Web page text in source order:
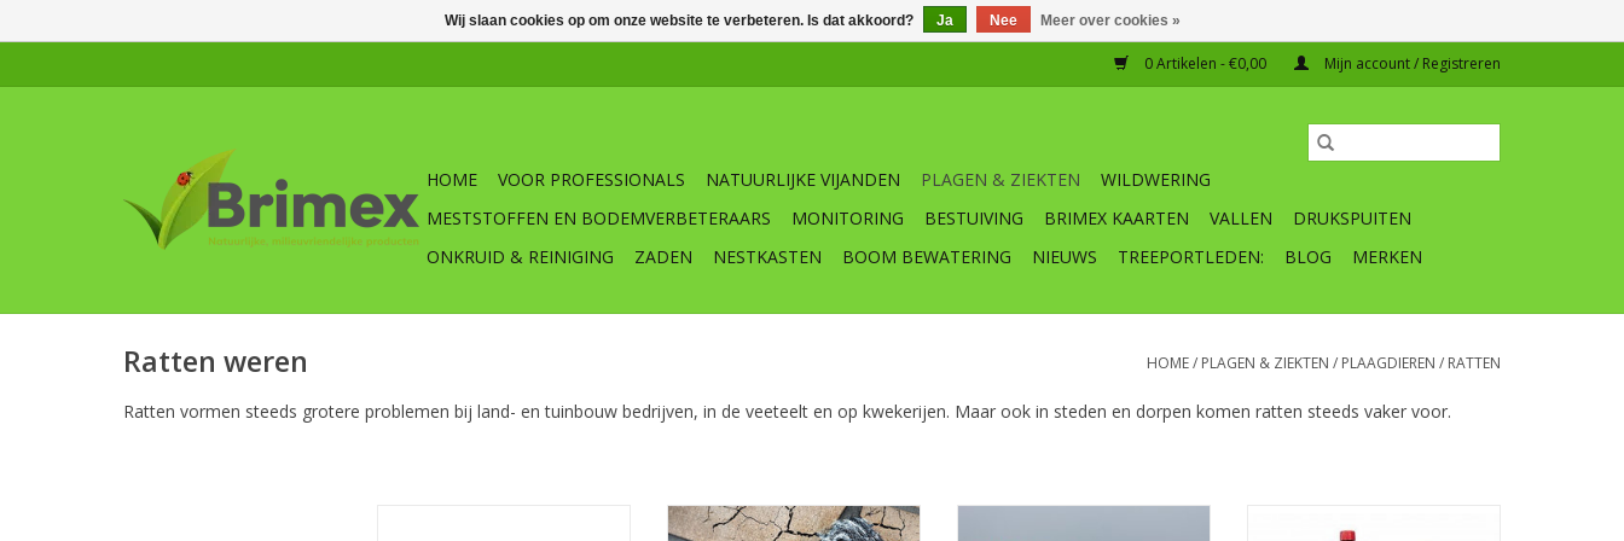
0 Artikelen - €0,00 Mijn account / Registreren
HOME VOOR PROFESSIONALS NATUURLIJKE VIJANDEN PLAGEN & ZIEKTEN
WILDWERING
MESTSTOFFEN EN BODEMVERBETERAARS
MONITORING BESTUIVING BRIMEX KAARTEN VALLEN
DRUKSPUITEN
ONKRUID & REINIGING
ZADEN NESTKASTEN BOOM BEWATERING NIEUWS TREEPORTLEDEN: BLOG MERKEN
Ratten weren HOME/ PLAGEN & ZIEKTEN / PLAAGDIEREN / RATTEN
Ratten vormen steeds grotere problemen bij land- en tuinbouw bedrijven, in de veeteelt en op kwekerijen. Maar ook in steden en dorpen komen ratten steeds vaker voor.
SWISSINNO knaagdier wering
Wij slaan cookies op om onze website te verbeteren. Is dat akkoord? Ja Nee Meer over cookies »